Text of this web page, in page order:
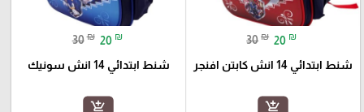
30 ₪ 20 ₪
شنط ابتدائي 14 انش كابتن افنجر
add_shopping_cart
30 ₪ 20 ₪
شنط ابتدائي 14 انش سونيك
add_shopping_cart